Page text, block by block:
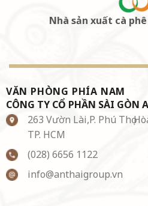
Nhà sản xuất cà
VĂN PHÒNG PHÍA NAM
CÔNG TY CỔ PHẦN SÀI GÒN
263 Vườn Lài,P. Phú Thọ
TP. HCM
(028) 6656 1122
info@anthaigroup.vn